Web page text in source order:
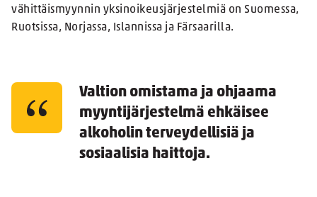
vähittäismyynnin yksinoikeusjärjestelmiä on Suomessa,
Ruotsissa, Norjassa, Islannissa ja Färsaarilla.
Valtion omistama ja ohjaama
myyntijärjestelmä ehkäisee
alkoholin terveydellisiä ja
sosiaalisia haittoja.